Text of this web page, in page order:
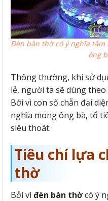
Đèn bàn thờ có ý nghĩa
ông
Thông thường, khi sử
lẻ, người ta sẽ dùng theo
Bởi vì con số chẵn đại
nghĩa mong ông bà, tổ
siêu thoát.
Tiêu chí lựa
thờ
Bởi vìđèn bàn thờcó ý